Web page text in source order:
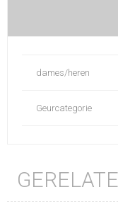
dames/heren
Geurcategorie